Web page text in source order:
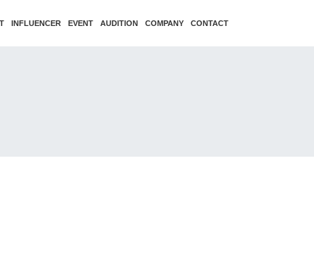
INFLUENCER EVENT AUDITION COMPANY CONTACT